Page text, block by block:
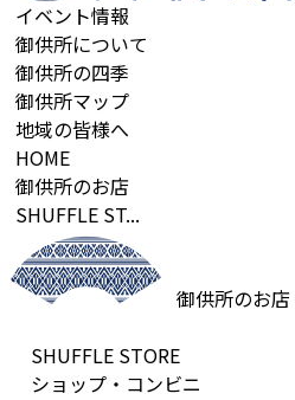
イベント情報
御供所について
御供所の四季
御供所マップ
地域の皆様へ
HOME
御供所のお店
SHUFFLE ST...
御供所のお店
SHUFFLE STORE
ショップ・コンビニ